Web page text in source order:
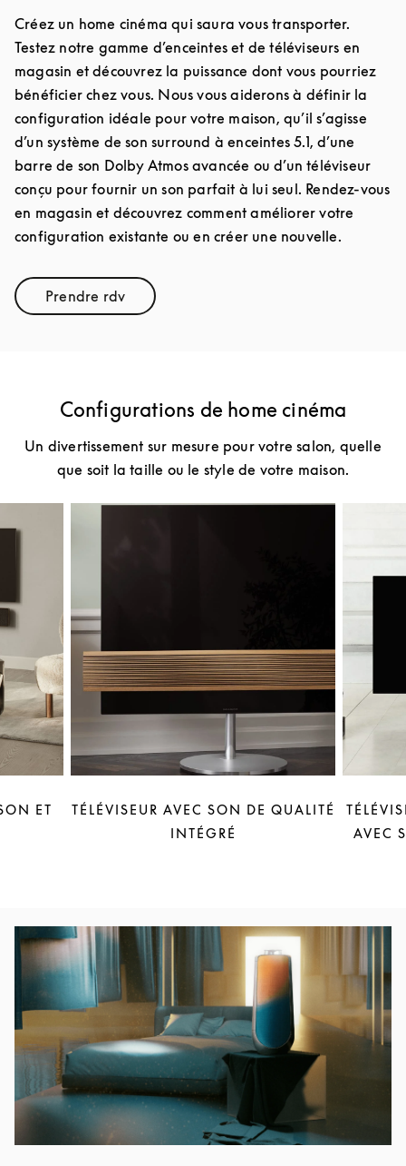
Créez un home cinéma qui saura vous transporter.
Testez notre gamme d’enceintes et de téléviseurs en
magasin et découvrez la puissance dont vous pourriez
bénéficier chez vous. Nous vous aiderons à définir la
configuration idéale pour votre maison, qu’il s’agisse
d’un système de son surround à enceintes 5.1, d’une
barre de son Dolby Atmos avancée ou d’un téléviseur
conçu pour fournir un son parfait à lui seul. Rendez-vous
en magasin et découvrez comment améliorer votre
configuration existante ou en créer une nouvelle.
Prendre rdvLink Opens in New Tab
Configurations de home cinéma
Un divertissement sur mesure pour votre salon, quelle
que soit la taille ou le style de votre maison.
ET
TÉLÉVISEUR AVEC SON DE QUALITÉ
INTÉGRÉ
AVEC
Image de l’événement